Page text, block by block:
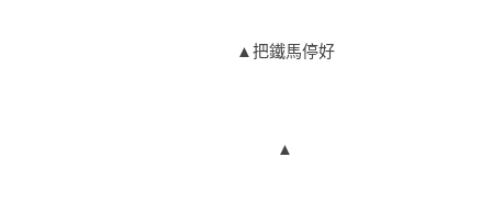
▲把鐵馬停好
▲